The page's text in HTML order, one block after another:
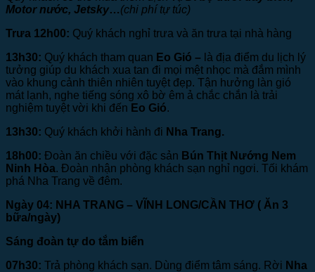
Motor nước, Jetsky…(chi phí tự túc)
Trưa 12h00: Quý khách nghỉ trưa và ăn trưa tại nhà hàng
13h30: Quý khách tham quan Eo Gió – là địa điểm du lịch lý
tưởng giúp du khách xua tan đi mọi mệt nhọc mà đắm mình
vào khung cảnh thiên nhiên tuyệt đẹp. Tận hưởng làn gió
mát lạnh, nghe tiếng sóng xô bờ êm ả chắc chắn là trải
nghiệm tuyệt vời khi đến Eo Gió.
13h30: Quý khách khởi hành đi Nha Trang.
18h00: Đoàn ăn chiều với đặc sản Bún Thịt Nướng Nem
Ninh Hòa. Đoàn nhận phòng khách sạn nghỉ ngơi. Tối khám
phá Nha Trang về đêm.
Ngày 04: NHA TRANG – VĨNH LONG/CẦN THƠ ( Ăn 3
bữa/ngày)
Sáng đoàn tự do tắm biển
07h30: Trả phòng khách sạn. Dùng điểm tâm sáng. Rời Nha